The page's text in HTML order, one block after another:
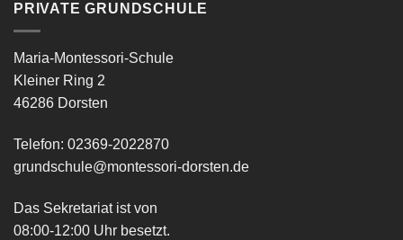
euch
PRIVATE GRUNDSCHULE
Maria-Montessori-Schule
Kleiner Ring 2
46286 Dorsten
Telefon: 02369-2022870
grundschule@montessori-dorsten.de
Das Sekretariat ist von
08:00-12:00 Uhr besetzt.